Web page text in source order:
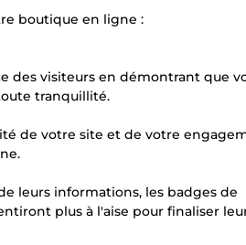
boutique en ligne :
des visiteurs en démontrant que
tranquillité.
de votre site et de votre
leurs informations, les badges de
plus à l'aise pour finaliser